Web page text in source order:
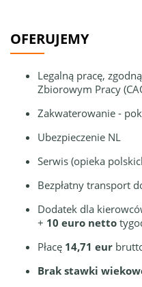
OFERUJEMY
Legalną pracę,
Zbiorowym Pracy
Zakwaterowanie -
Ubezpieczenie NL
Serwis (opieka
Bezpłatny transport
Dodatek dla
+ 10 euro netto
Płacę 14,71 eur
Brak stawki